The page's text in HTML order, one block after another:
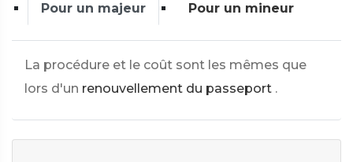
Pour un majeur Pour un mineur
La procédure et le coût sont les mêmes que
lors d'un renouvellement du passeport .